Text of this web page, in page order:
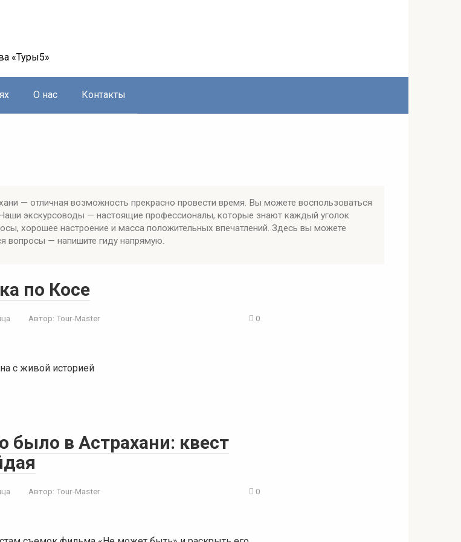
«Туры5»
О нас Контакты
— отличная возможность прекрасно провести время. Вы можете воспользоваться
экскурсоводы — настоящие профессионалы, которые знают каждый уголок
хорошее настроение и масса положительных впечатлений. Здесь вы можете
вопросы — напишите гиду напрямую.
по Косе
Автор: Tour-Master 0
с живой историей
было в Астрахани: квест
Автор: Tour-Master 0